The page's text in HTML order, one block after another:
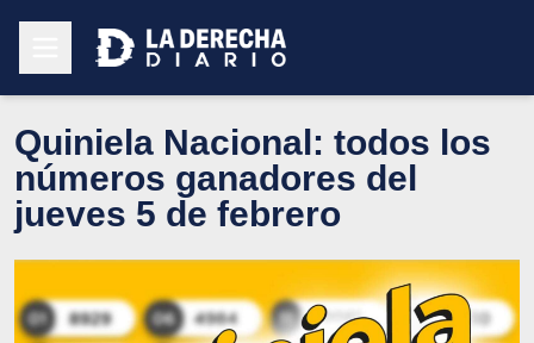
Quiniela Nacional: todos los
números ganadores del
jueves 5 de febrero